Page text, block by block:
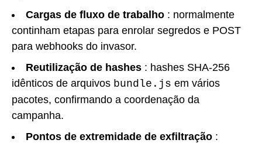
Cargas de fluxo de trabalho : normalmente
continham etapas para enrolar segredos e POST
para webhooks do invasor.
Reutilização de hashes : hashes SHA-256
idênticos de arquivos bundle.js em vários
pacotes, confirmando a coordenação da
campanha.
Pontos de extremidade de exfiltração :